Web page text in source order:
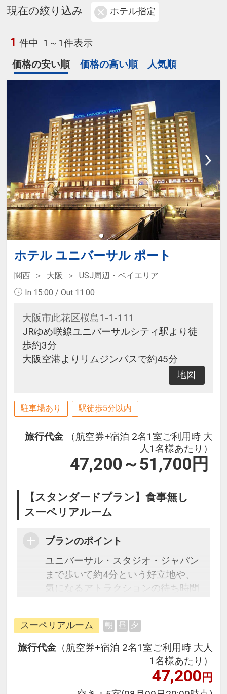
現在の絞り込み ホテル指定
1 件中 1～1件表示
価格の安い順
価格の高い順 人気順
ホテル ユニバーサル ポート
関西 大阪
USJ周辺・ベイエリア
In 15:00 / Out 11:00
大阪市此花区桜島1-1-111
JRゆめ咲線ユニバーサルシティ駅より徒
歩約3分
大阪空港よりリムジンバスで約45分
地図
駐車場あり 駅徒歩5分以内
旅行代金
（航空券+宿泊 2名1室ご利用時 大
人1名様あたり）
47,200～51,700 円
【スタンダードプラン】食事無し
スーペリアルーム
プランのポイント
ユニバーサル・スタジオ・ジャパン
まで歩いて約4分という好立地や、
気になるアトラクションの待ち時間
ど、オフィシャルホテルならではの
メリットが満載です。パークで大人
気のミニオンがホテルでも大騒ぎ♪
客室は落ち着いた色で上質なデザイ
ンの快適空間。エリアトップクラス
の広さを誇り、ゆったりとお寛ぎい
スーペリアルーム 朝 昼 夕
旅行代金 （航空券+宿泊 2名1室ご利用時 大人
1名様あたり）
47,200円